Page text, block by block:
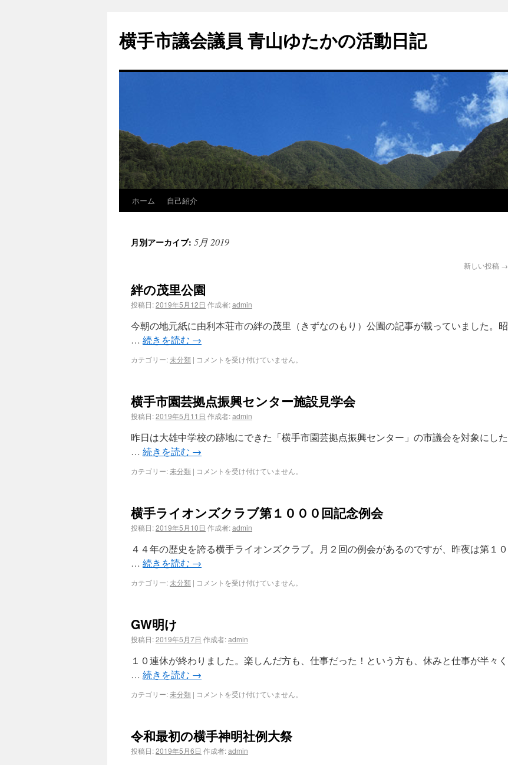
横手市議会議員 青山ゆたかの活動日記
ホーム 自己紹介
月別アーカイブ: 5月 2019
新しい投稿 →
絆の茂里公園
投稿日:2019年5月12日 作成者:admin
今朝の地元紙に由利本荘市の絆の茂里（きずなのもり）公園の記事が載っていました。昭
… 続きを読む →
カテゴリー:未分類 | コメントを受け付けていません。
横手市園芸拠点振興センター施設見学会
投稿日:2019年5月11日 作成者:admin
昨日は大雄中学校の跡地にできた「横手市園芸拠点振興センター」の市議会を対象にした
… 続きを読む →
カテゴリー:未分類 | コメントを受け付けていません。
横手ライオンズクラブ第１０００回記念例会
投稿日:2019年5月10日 作成者:admin
４４年の歴史を誇る横手ライオンズクラブ。月２回の例会があるのですが、昨夜は第１０
… 続きを読む →
カテゴリー:未分類 | コメントを受け付けていません。
GW明け
投稿日:2019年5月7日 作成者:admin
１０連休が終わりました。楽しんだ方も、仕事だった！という方も、休みと仕事が半々く
… 続きを読む →
カテゴリー:未分類 | コメントを受け付けていません。
令和最初の横手神明社例大祭
投稿日:2019年5月6日 作成者:admin